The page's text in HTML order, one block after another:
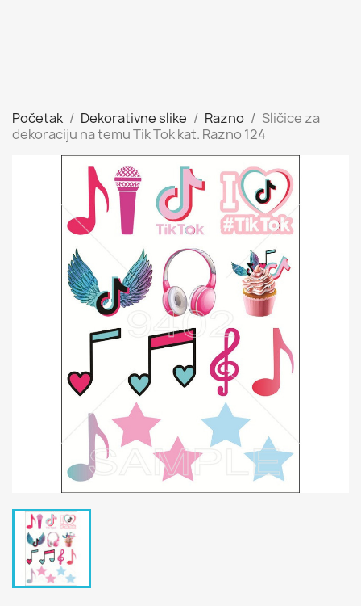
Početak Dekorativne slike Razno
Sličice za
dekoraciju na temu Tik Tok kat. Razno 124